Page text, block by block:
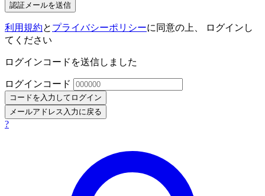
認証メールを送信
利用規約と プライバシーポリシーに同意の上、 ログインし
てください
ログインコードを送信しました
ログインコード
コードを入力してログイン
メールアドレス入力に戻る
?